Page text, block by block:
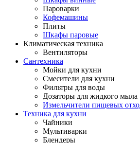
Пароварки
Кофемашины
Плиты
Шкафы паровые
Климатическая техника
Вентиляторы
Сантехника
Мойки для кухни
Смесители для кухни
Фильтры для воды
Дозаторы для жидкого мыла
Измельчители пищевых
Техника для кухни
Чайники
Мультиварки
Блендеры